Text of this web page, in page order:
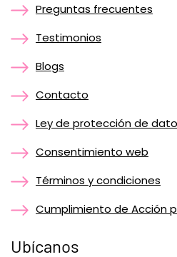
Preguntas frecuentes
Testimonios
Blogs
Contacto
Ley de protección de
Consentimiento web
Términos y condiciones
Cumplimiento de Acción
Ubícanos